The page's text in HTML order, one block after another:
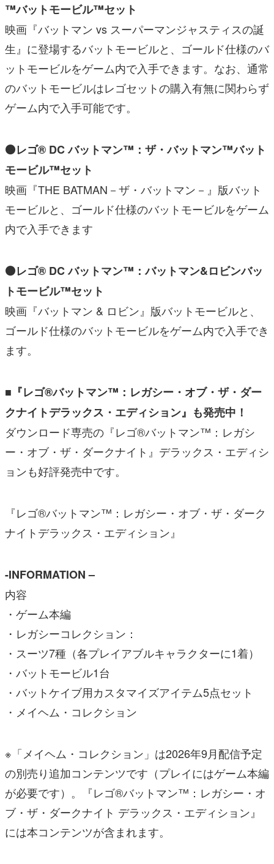
™バットモービル™セット
映画『バットマン vs スーパーマンジャスティスの誕
生』に登場するバットモービルと、ゴールド仕様のバ
ットモービルをゲーム内で入手できます。なお、通常
のバットモービルはレゴセットの購入有無に関わらず
ゲーム内で入手可能です。
⚫レゴ® DC バットマン™：ザ・バットマン™バット
モービル™セット
映画『THE BATMAN－ザ・バットマン－』版バット
モービルと、ゴールド仕様のバットモービルをゲーム
内で入手できます
⚫レゴ® DC バットマン™：バットマン&ロビンバッ
トモービル™セット
映画『バットマン & ロビン』版バットモービルと、
ゴールド仕様のバットモービルをゲーム内で入手でき
ます。
■『レゴ®バットマン™：レガシー・オブ・ザ・ダー
クナイトデラックス・エディション』も発売中！
ダウンロード専売の『レゴ®バットマン™：レガシ
ー・オブ・ザ・ダークナイト』デラックス・エディシ
ョンも好評発売中です。
『レゴ®バットマン™：レガシー・オブ・ザ・ダーク
ナイトデラックス・エディション』
-INFORMATION –
内容
・ゲーム本編
・レガシーコレクション：
・スーツ7種（各プレイアブルキャラクターに1着）
・バットモービル1台
・バットケイブ用カスタマイズアイテム5点セット
・メイヘム・コレクション
※「メイヘム・コレクション」は2026年9月配信予定
の別売り追加コンテンツです（プレイにはゲーム本編
が必要です）。『レゴ®バットマン™：レガシー・オ
ブ・ザ・ダークナイト デラックス・エディション』
には本コンテンツが含まれます。